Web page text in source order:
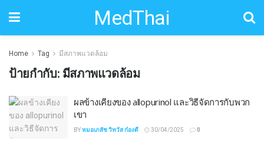
MedThai
Home Tag มีสภาพแวดล้อม
ป้ายกำกับ: มีสภาพแวดล้อม
ผลข้างเคียงของ allopurinol และวิธีจัดการกับพวก
เขา
BYหมอเภสัช วิทวัส ก๋องดี 30/04/2025 0